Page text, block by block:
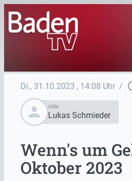
Di., 31.10.2023 , 14:08 Uhr /
person
VON
Lukas Schmieder
Wenn's um
Oktober 2023